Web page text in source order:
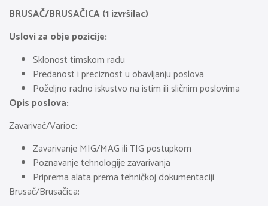
BRUSAČ/BRUSAČICA (1 izvršilac)
Uslovi za obje pozicije:
Sklonost timskom radu
Predanost i preciznost u obavljanju poslova
Poželjno radno iskustvo na istim ili sličnim poslovima
Opis poslova:
Zavarivač/Varioc:
Zavarivanje MIG/MAG ili TIG postupkom
Poznavanje tehnologije zavarivanja
Priprema alata prema tehničkoj dokumentaciji
Brusač/Brusačica: